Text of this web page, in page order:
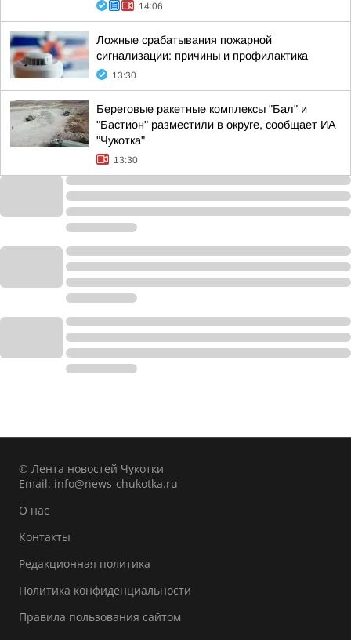
14:06
Ложные срабатывания пожарной
сигнализации: причины и профилактика
13:30
Береговые ракетные комплексы "Бал" и
"Бастион" разместили в округе, сообщает ИА
"Чукотка"
13:30
© Лента новостей Чукотки
Email: info@news-chukotka.ru
О нас
Контакты
Редакционная политика
Политика конфиденциальности
Правила пользования сайтом